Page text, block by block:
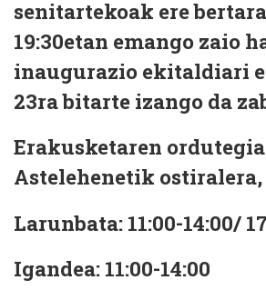
senitartekoak ere
19:30etan emango zaio
inaugurazio ekitaldiari
23ra bitarte izango da
Erakusketaren
Astelehenetik ostiralera,
Larunbata: 11:00-14:00/
Igandea: 11:00-14:00